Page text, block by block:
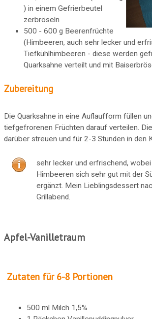
) in einem Gefrierbeutel
zerbröseln
500 - 600 g Beerenfrüchte
(Himbeeren, auch sehr lecker und
Tiefkühlhimbeeren - diese werden
Quarksahne verteilt und mit
Zubereitung
Die Quarksahne in eine Auflaufform füllen
tiefgefrorenen Früchten darauf verteilen.
darüber streuen und für 2-3 Stunden in den
sehr lecker und erfrischend,
Himbeeren sich sehr gut mit der
ergänzt. Mein Lieblingsdessert
Grillabend.
Apfel-Vanilletraum
Zutaten für 6-8 Portionen
500 ml Milch 1,5%